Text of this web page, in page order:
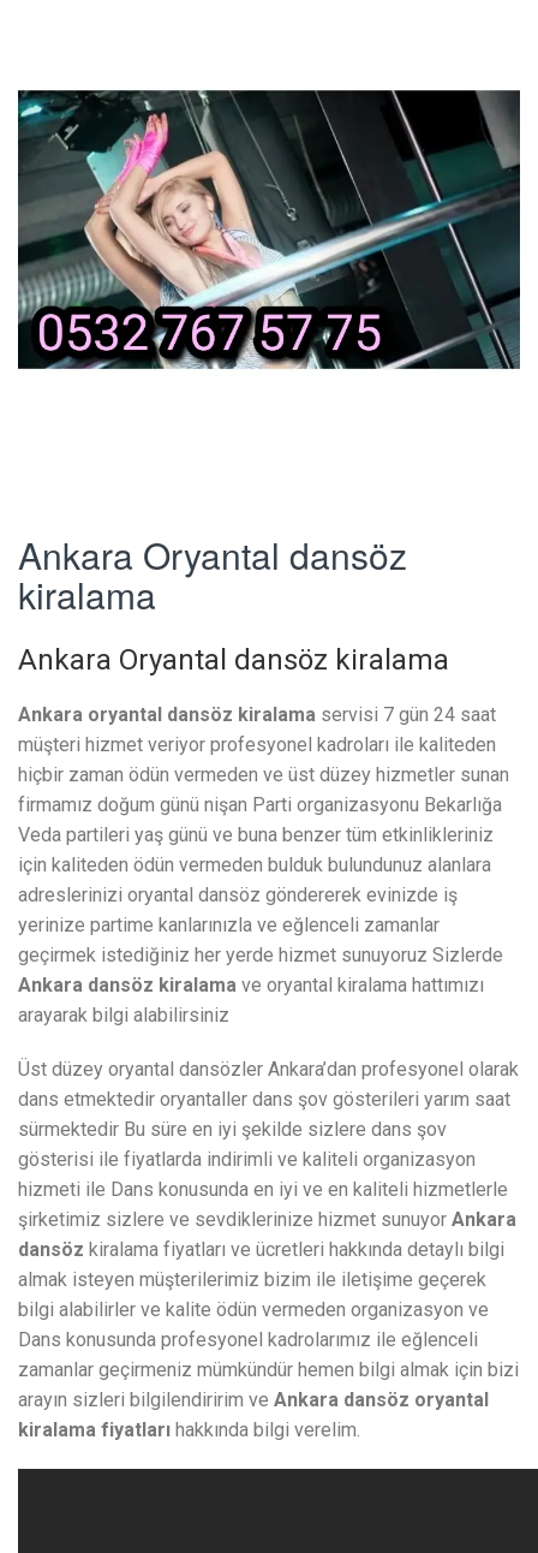
Ankara Oryantal dansöz
kiralama
Ankara Oryantal dansöz kiralama
Ankara oryantal dansöz kiralama servisi 7 gün 24 saat
müşteri hizmet veriyor profesyonel kadroları ile kaliteden
hiçbir zaman ödün vermeden ve üst düzey hizmetler sunan
firmamız doğum günü nişan Parti organizasyonu Bekarlığa
Veda partileri yaş günü ve buna benzer tüm etkinlikleriniz
için kaliteden ödün vermeden bulduk bulundunuz alanlara
adreslerinizi oryantal dansöz göndererek evinizde iş
yerinize partime kanlarınızla ve eğlenceli zamanlar
geçirmek istediğiniz her yerde hizmet sunuyoruz Sizlerde
Ankara dansöz kiralama ve oryantal kiralama hattımızı
arayarak bilgi alabilirsiniz
Üst düzey oryantal dansözler Ankara’dan profesyonel olarak
dans etmektedir oryantaller dans şov gösterileri yarım saat
sürmektedir Bu süre en iyi şekilde sizlere dans şov
gösterisi ile fiyatlarda indirimli ve kaliteli organizasyon
hizmeti ile Dans konusunda en iyi ve en kaliteli hizmetlerle
şirketimiz sizlere ve sevdiklerinize hizmet sunuyor Ankara
dansöz kiralama fiyatları ve ücretleri hakkında detaylı bilgi
almak isteyen müşterilerimiz bizim ile iletişime geçerek
bilgi alabilirler ve kalite ödün vermeden organizasyon ve
Dans konusunda profesyonel kadrolarımız ile eğlenceli
zamanlar geçirmeniz mümkündür hemen bilgi almak için bizi
arayın sizleri bilgilendiririm ve Ankara dansöz oryantal
kiralama fiyatları hakkında bilgi verelim.